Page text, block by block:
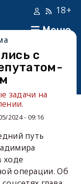
Меню
18+
с
задачи на
2024 - 09:16
путь
ходе
операции. Об